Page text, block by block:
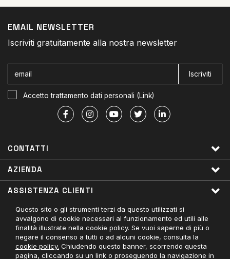
EMAIL NEWSLETTER
Iscriviti gratuitamente alla nostra newsletter
Iscriviti
Accetto trattamento dati personali (Link)
CONTATTI
AZIENDA
ASSISTENZA CLIENTI
LINK UTILI
PAGAMENTI ACCETTATI
CONTATTACI
Questo sito o gli strumenti terzi da questo utilizzati si
avvalgono di cookie necessari al funzionamento ed utili alle
finalità illustrate nella cookie policy. Se vuoi saperne di più o
negare il consenso a tutti o ad alcuni cookie, consulta la
cookie policy. Chiudendo questo banner, scorrendo questa
pagina, cliccando su un link o proseguendo la navigazione in